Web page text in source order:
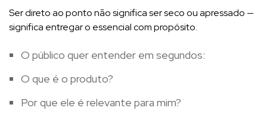
Ser direto ao ponto não significa ser seco ou apressado —
significa entregar o essencial com propósito.
O público quer entender em segundos:
O que é o produto?
Por que ele é relevante para mim?